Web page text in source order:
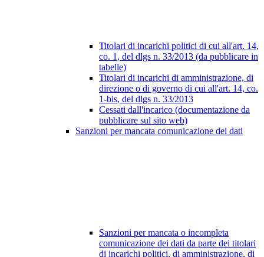
Titolari di incarichi politici di cui all'art. 14,
co. 1, del dlgs n. 33/2013 (da pubblicare in
tabelle)
Titolari di incarichi di amministrazione, di
direzione o di governo di cui all'art. 14, co.
1-bis, del dlgs n. 33/2013
Cessati dall'incarico (documentazione da
pubblicare sul sito web)
Sanzioni per mancata comunicazione dei dati
Sanzioni per mancata o incompleta
comunicazione dei dati da parte dei titolari
di incarichi politici, di amministrazione, di